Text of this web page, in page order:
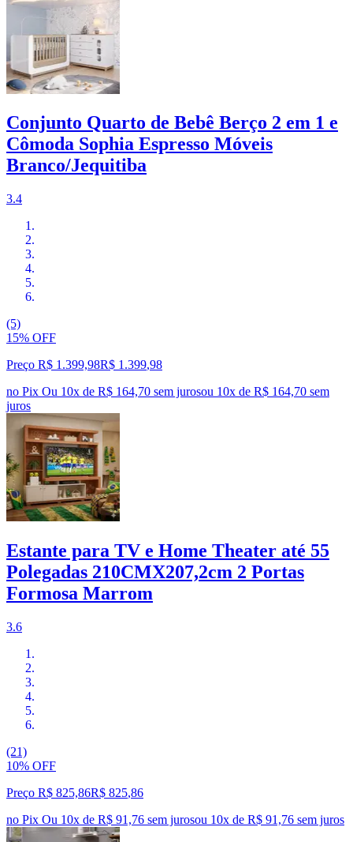
Conjunto Quarto de Bebê Berço 2 em 1 e
Cômoda Sophia Espresso Móveis
Branco/Jequitiba
3.4
(5)
15% OFF
Preço R$ 1.399,98R$ 1.399,98
no Pix Ou 10x de R$ 164,70 sem jurosou 10x de R$ 164,70 sem
juros
Estante para TV e Home Theater até 55
Polegadas 210CMX207,2cm 2 Portas
Formosa Marrom
3.6
(21)
10% OFF
Preço R$ 825,86R$ 825,86
no Pix Ou 10x de R$ 91,76 sem jurosou 10x de R$ 91,76 sem juros